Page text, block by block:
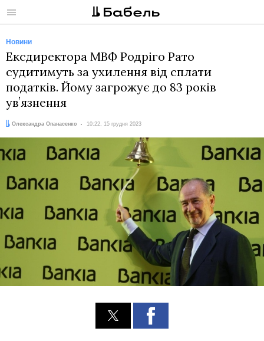
Меню
Новини
Ексдиректора МВФ Родріго Рато
судитимуть за ухилення від сплати
податків. Йому загрожує до 83 років
увʼязнення
Автор:
Олександра Опанасенко
Дата: 10:22, 15 грудня 2023